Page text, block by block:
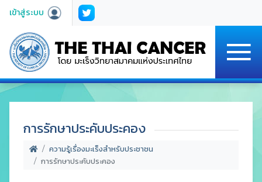
เข้าสู่ระบบ
การรักษาประคับประคอง
ความรู้เรื่องมะเร็งสำหรับประชาชน
การรักษาประคับประคอง